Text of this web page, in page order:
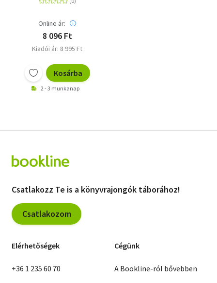
Fotache, Oana
Online ár:
8 096 Ft
Kiadói ár: 8 995 Ft
Kosárba
2 - 3 munkanap
Csatlakozz Te is a könyvrajongók táborához!
Csatlakozom
Elérhetőségek
+36 1 235 60 70
Cégünk
A Bookline-ról bővebben